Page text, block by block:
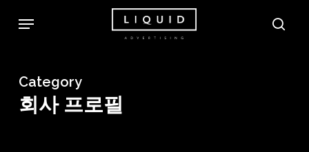
content
Menu
Category
회사 프로필